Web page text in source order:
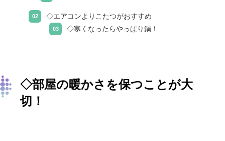
◇エアコンよりこたつがおすすめ
◇寒くなったらやっぱり鍋！
◇部屋の暖かさを保つことが大
切！